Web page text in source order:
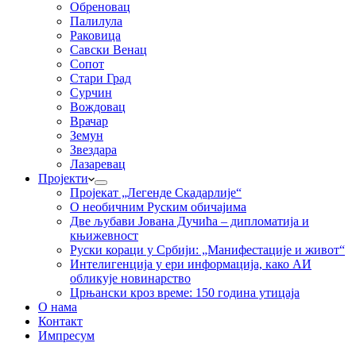
Обреновац
Палилула
Раковица
Савски Венац
Сопот
Стари Град
Сурчин
Вождовац
Врачар
Земун
Звездара
Лазаревац
Пројекти
Пројекат „Легенде Скадарлије“
О необичним Руским обичајима
Две љубави Јована Дучића – дипломатија и
књижевност
Руски кораци у Србији: „Манифестације и живот“
Интелигенција у ери информација, како АИ
обликује новинарство
Црњански кроз време: 150 година утицаја
О нама
Контакт
Импресум